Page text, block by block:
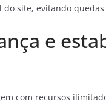
site, evitando
e
com recursos